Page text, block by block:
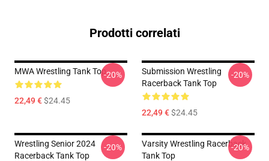
Prodotti correlati
MWA Wrestling Tank Top
22,49 €$24.45
-20%
Submission Wrestling
Racerback Tank Top
22,49 €$24.45
-20%
Wrestling Senior 2024
Racerback Tank Top
-20%
Varsity Wrestling Racerback
Tank Top
-20%